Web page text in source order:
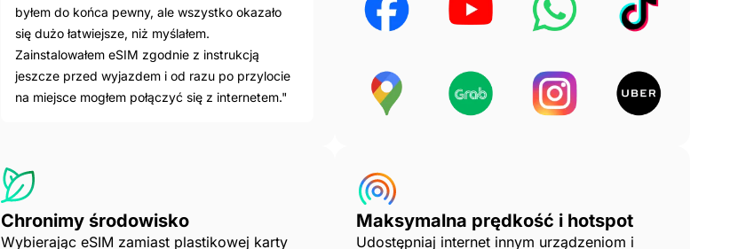
byłem do końca pewny, ale wszystko okazało
się dużo łatwiejsze, niż myślałem.
Zainstalowałem eSIM zgodnie z instrukcją
jeszcze przed wyjazdem i od razu po przylocie
na miejsce mogłem połączyć się z internetem."
Chronimy środowisko
Wybierając eSIM zamiast plastikowej karty
Maksymalna prędkość i hotspot
Udostępniaj internet innym urządzeniom i